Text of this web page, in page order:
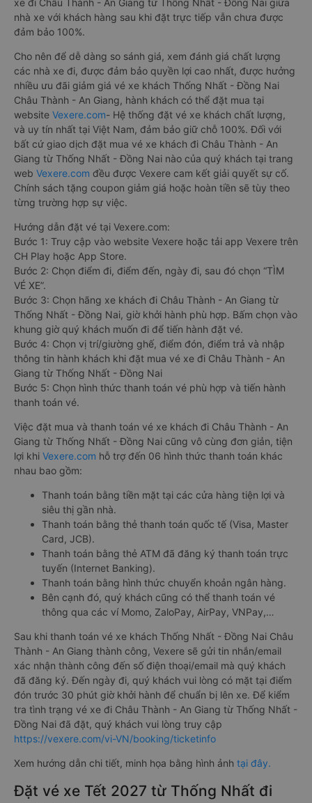
xe đi Châu Thành - An Giang từ Thống Nhất - Đồng Nai giữa
nhà xe với khách hàng sau khi đặt trực tiếp vẫn chưa được
đảm bảo 100%.
Cho nên để dễ dàng so sánh giá, xem đánh giá chất lượng
các nhà xe đi, được đảm bảo quyền lợi cao nhất, được hưởng
nhiều ưu đãi giảm giá vé xe khách Thống Nhất - Đồng Nai
Châu Thành - An Giang, hành khách có thể đặt mua tại
website Vexere.com- Hệ thống đặt vé xe khách chất lượng,
và uy tín nhất tại Việt Nam, đảm bảo giữ chỗ 100%. Đối với
bất cứ giao dịch đặt mua vé xe khách đi Châu Thành - An
Giang từ Thống Nhất - Đồng Nai nào của quý khách tại trang
web Vexere.com đều được Vexere cam kết giải quyết sự cố.
Chính sách tặng coupon giảm giá hoặc hoàn tiền sẽ tùy theo
từng trường hợp sự việc.
Hướng dẫn đặt vé tại Vexere.com:
Bước 1: Truy cập vào website Vexere hoặc tải app Vexere trên
CH Play hoặc App Store.
Bước 2: Chọn điểm đi, điểm đến, ngày đi, sau đó chọn “TÌM
VÉ XE”.
Bước 3: Chọn hãng xe khách đi Châu Thành - An Giang từ
Thống Nhất - Đồng Nai, giờ khởi hành phù hợp. Bấm chọn vào
khung giờ quý khách muốn đi để tiến hành đặt vé.
Bước 4: Chọn vị trí/giường ghế, điểm đón, điểm trả và nhập
thông tin hành khách khi đặt mua vé xe đi Châu Thành - An
Giang từ Thống Nhất - Đồng Nai
Bước 5: Chọn hình thức thanh toán vé phù hợp và tiến hành
thanh toán vé.
Việc đặt mua và thanh toán vé xe khách đi Châu Thành - An
Giang từ Thống Nhất - Đồng Nai cũng vô cùng đơn giản, tiện
lợi khi Vexere.com hỗ trợ đến 06 hình thức thanh toán khác
nhau bao gồm:
Thanh toán bằng tiền mặt tại các cửa hàng tiện lợi và
siêu thị gần nhà.
Thanh toán bằng thẻ thanh toán quốc tế (Visa, Master
Card, JCB).
Thanh toán bằng thẻ ATM đã đăng ký thanh toán trực
tuyến (Internet Banking).
Thanh toán bằng hình thức chuyển khoản ngân hàng.
Bên cạnh đó, quý khách cũng có thể thanh toán vé
thông qua các ví Momo, ZaloPay, AirPay, VNPay,…
Sau khi thanh toán vé xe khách Thống Nhất - Đồng Nai Châu
Thành - An Giang thành công, Vexere sẽ gửi tin nhắn/email
xác nhận thành công đến số điện thoại/email mà quý khách
đã đăng ký. Đến ngày đi, quý khách vui lòng có mặt tại điểm
đón trước 30 phút giờ khởi hành để chuẩn bị lên xe. Để kiểm
tra tình trạng vé xe đi Châu Thành - An Giang từ Thống Nhất -
Đồng Nai đã đặt, quý khách vui lòng truy cập
https://vexere.com/vi-VN/booking/ticketinfo
Xem hướng dẫn chi tiết, minh họa bằng hình ảnh tại đây.
Đặt vé xe Tết 2027 từ Thống Nhất đi